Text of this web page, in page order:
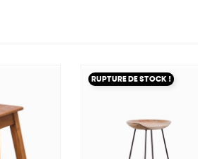
RUPTURE DE STOCK !